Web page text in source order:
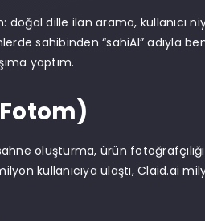
dille ilan arama, kullanıcı
sahibinden “sahiAI” adıyla
yaptım.
oluşturma, ürün
kullanıcıya ulaştı, Claid.ai